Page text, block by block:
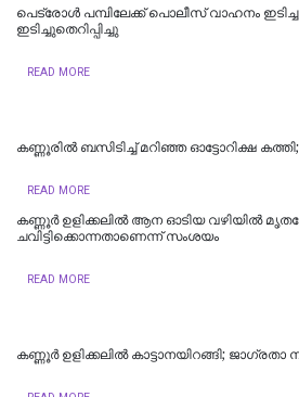
പെട്രോള്‍ പമ്പിലേക്ക് പൊലീസ് വാഹനം
ഇടിച്ചുതെറിപ്പിച്ചു
READ MORE
കണ്ണൂരില്‍ ബസിടിച്ച് മറിഞ്ഞ ഓട്ടോറിക്ഷ
READ MORE
കണ്ണൂർ ഉളിക്കലിൽ ആന ഓടിയ വഴിയിൽ
ചവിട്ടിക്കൊന്നതാണെന്ന് സംശയം
READ MORE
കണ്ണൂര്‍ ഉളിക്കലില്‍ കാട്ടാനയിറങ്ങി; ജാഗ്രതാ